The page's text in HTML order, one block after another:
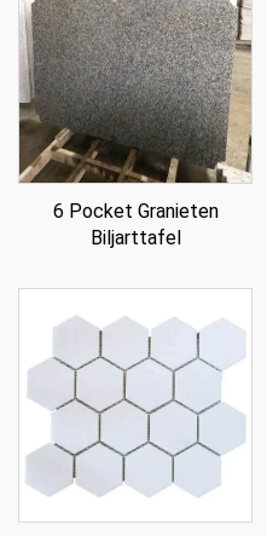
6 Pocket Granieten
Biljarttafel